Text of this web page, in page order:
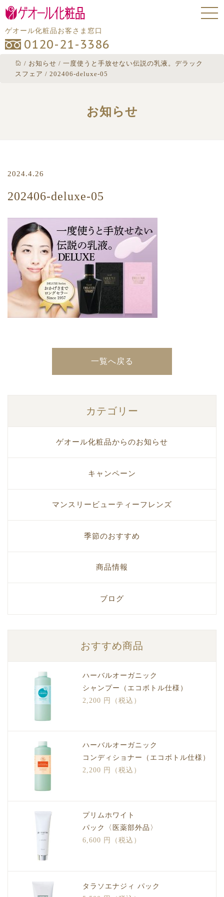
ゲオール化粧品お客さま窓口
0120-21-3386
/ お知らせ / 一度使うと手放せない伝説の乳液。デラック
スフェア / 202406-deluxe-05
お知らせ
2024.4.26
202406-deluxe-05
一覧へ戻る
カテゴリー
ゲオール化粧品からのお知らせ
キャンペーン
マンスリービューティーフレンズ
季節のおすすめ
商品情報
ブログ
おすすめ商品
ハーバルオーガニック
シャンプー（エコボトル仕様）
2,200 円（税込）
ハーバルオーガニック
コンディショナー（エコボトル仕様）
2,200 円（税込）
プリムホワイト
パック〈医薬部外品〉
6,600 円（税込）
タラソエナジィ パック